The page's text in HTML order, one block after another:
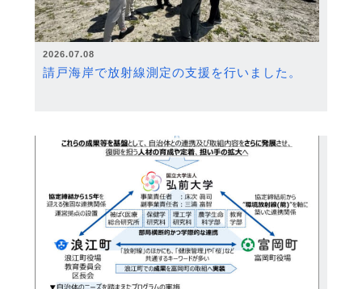
2026.07.08
請戸海岸で放射線測定の支援を行いました。